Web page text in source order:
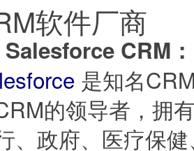
软件厂商
Salesforce CRM：
是知名
的领导者，拥
、政府、医疗保